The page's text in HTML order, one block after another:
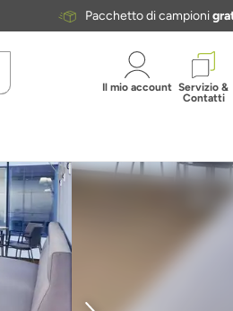
Pacchetto di campioni
Il mio account Servizio &
Contatti